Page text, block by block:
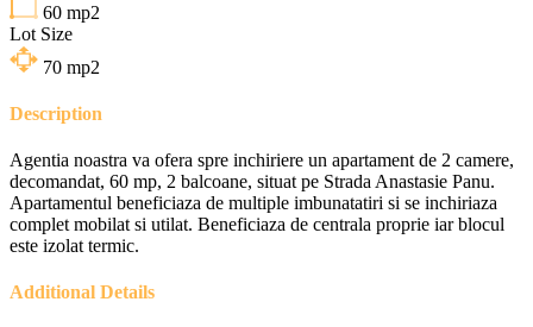
60 mp2
Lot Size
70 mp2
Description
Agentia noastra va ofera spre inchiriere un apartament de 2 camere,
decomandat, 60 mp, 2 balcoane, situat pe Strada Anastasie Panu.
Apartamentul beneficiaza de multiple imbunatatiri si se inchiriaza
complet mobilat si utilat. Beneficiaza de centrala proprie iar blocul
este izolat termic.
Additional Details